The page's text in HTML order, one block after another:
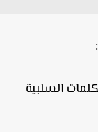
السلبية